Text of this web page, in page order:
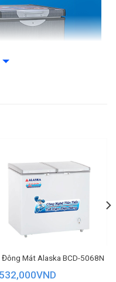
gian
sở hữu thiết kế
nhàng, thanh lịch,
thuộc dòng tủ 2 cánh
tổng dung tích sử dụng
biệt, phù hợp với từng
các cửa hàng nhỏ.
Đông Mát Alaska BCD-5068N
VND